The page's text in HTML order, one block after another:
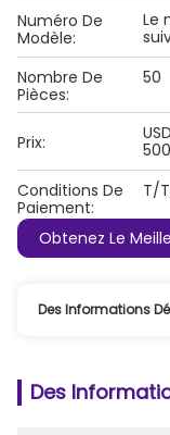
Numéro De
Modèle:
Le
Nombre De
Pièces:
50
Prix:
Conditions De
Paiement:
T/
Obtenez Le
Des Informations
Des